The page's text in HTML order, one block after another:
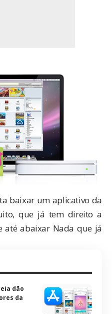
baixar um aplicativo da
que já tem direito a
até abaixar Nada que já
dão
da